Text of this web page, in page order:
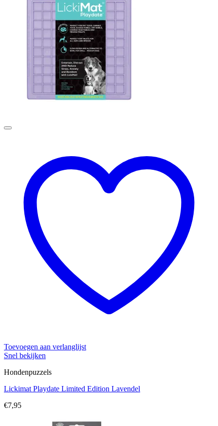
Toevoegen aan verlanglijst
Snel bekijken
Hondenpuzzels
Lickimat Playdate Limited Edition Lavendel
€7,95